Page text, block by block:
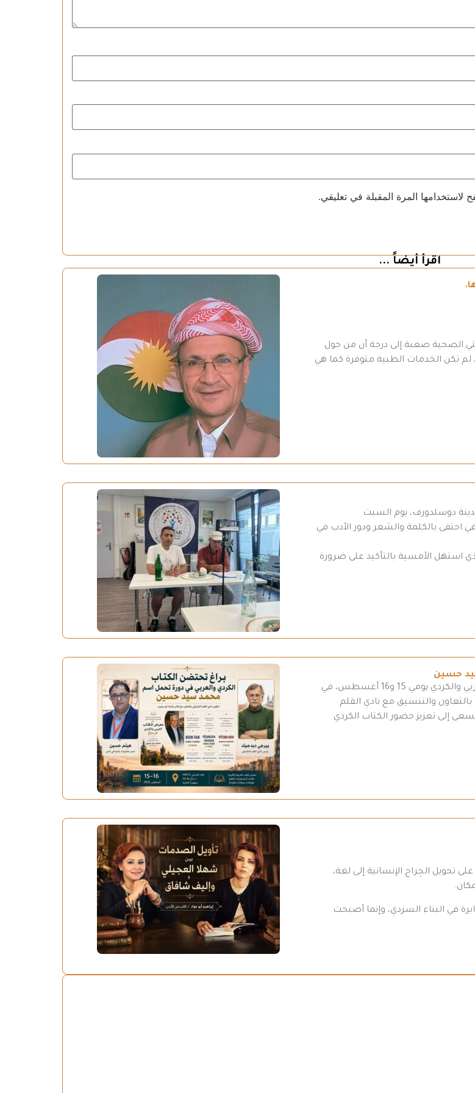
لاستخدامها المرة المقبلة في تعليقي.
اقرأ أيضاً ...
الصحية صعبة إلى درجة أن من حول
لم تكن الخدمات الطبية متوفرة كما هي
دوسلدورف، يوم السبت
احتفى بالكلمة والشعر ودور الأدب في
استهل الأمسية بالتأكيد على ضرورة
حسين
تستعدّ العاصمة التشيكية براغ لتنظيم دورة من معرض الكتاب العربي والكردي يومي 15 و16 أغسطس، في
والتنسيق مع نادي القلم
إلى تعزيز حضور الكتاب الكردي
تحويل الجِراح الإنسانية إلى لغة،
في البناء السردي، وإنما أصبحت